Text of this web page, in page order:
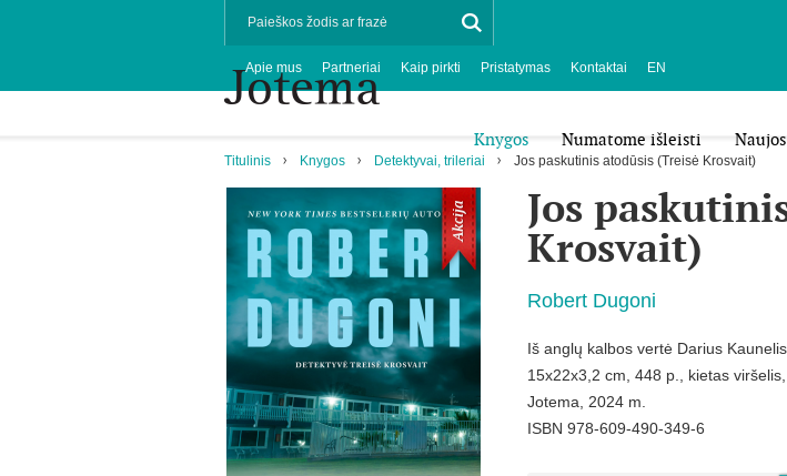
Apie mus Partneriai Kaip pirkti Pristatymas Kontaktai EN
Knygos Numatome išleisti
Titulinis Knygos Detektyvai, trileriai Jos paskutinis atodūsis (Treisė Krosvait)
Akcija Jos
Krosvait)
Robert Dugoni
Iš anglų kalbos vertė Darius Kaunelis
15x22x3,2 cm, 448 p., kietas viršelis,
Jotema, 2024 m.
ISBN 978-609-490-349-6